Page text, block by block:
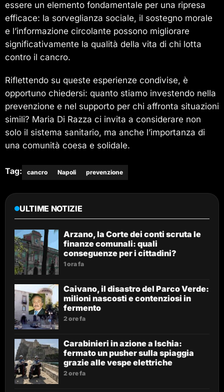
essere un elemento fondamentale per una ripresa
efficace: la sorveglianza sociale, il sostegno morale
e l’informazione circolante possono migliorare
significativamente la qualità della vita di chi lotta
contro il cancro.
Riflettendo su queste esperienze condivise, è
opportuno chiedersi: quanto stiamo investendo nella
prevenzione e nel supporto per chi affronta situazioni
simili? Maria Di Razza ci invita a considerare non
solo il sistema sanitario, ma anche l’importanza di
una comunità coesa e solidale.
Tag: cancro Napoli prevenzione
ULTIME NOTIZIE
Arzano, la Corte dei conti scruta le
finanze comunali: quali
conseguenze per i cittadini?
1 ora fa
Caivano, il disastro del Parco Verde:
milioni nascosti e contenziosi in
fermento
2 ore fa
Carabinieri in azione a Ischia:
fermato un pusher sulla spiaggia
grazie alle vespe elettriche
2 ore fa